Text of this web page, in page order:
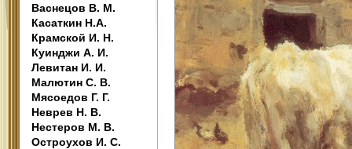
Васнецов В. М.
Касаткин Н.А.
Крамской И. Н.
Куинджи А. И.
Левитан И. И.
Малютин С. В.
Мясоедов Г. Г.
Неврев Н. В.
Нестеров М. В.
Остроухов И. С.